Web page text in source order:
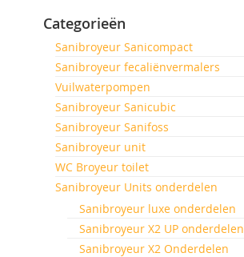
Categorieën
Sanibroyeur Sanicompact
Sanibroyeur fecaliënvermalers
Vuilwaterpompen
Sanibroyeur Sanicubic
Sanibroyeur Sanifoss
Sanibroyeur unit
WC Broyeur toilet
Sanibroyeur Units onderdelen
Sanibroyeur luxe onderdelen
Sanibroyeur X2 UP onderdelen
Sanibroyeur X2 Onderdelen